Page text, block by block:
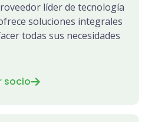
líder de tecnología
soluciones integrales
todas sus necesidades
socio